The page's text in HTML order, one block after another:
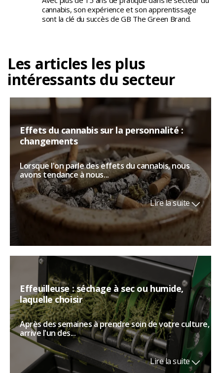
cannabis, son expérience et son apprentissage
sont la clé du succès de GB The Green Brand.
Les articles les plus
intéressants du secteur
Effets du cannabis sur la personnalité :
changements
Lorsque l'on parle des effets du cannabis, nous
avons tendance à nous...
Lire la suite
Effeuilleuse : séchage à sec ou humide,
laquelle choisir
Après des semaines à prendre soin de votre culture,
arrive l'un des...
Lire la suite